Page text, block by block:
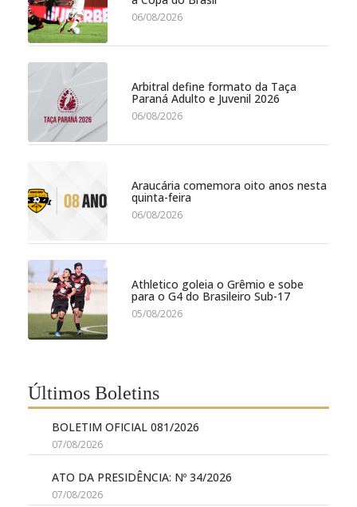
06/08/2026
Arbitral define formato da Taça
Paraná Adulto e Juvenil 2026
06/08/2026
Araucária comemora oito anos nesta
quinta-feira
06/08/2026
Athletico goleia o Grêmio e sobe
para o G4 do Brasileiro Sub-17
05/08/2026
Últimos Boletins
BOLETIM OFICIAL 081/2026
07/08/2026
ATO DA PRESIDÊNCIA: Nº 34/2026
07/08/2026